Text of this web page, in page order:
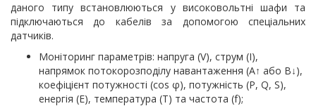
даного типу встановлюються у високовольтні шафи та
підключаються до кабелів за допомогою спеціальних
датчиків.
Моніторинг параметрів: напруга (V), струм (I),
напрямок потокорозподілу навантаження (A↑ або B↓),
коефіцієнт потужності (cos φ), потужність (P, Q, S),
енергія (E), температура (T) та частота (f);